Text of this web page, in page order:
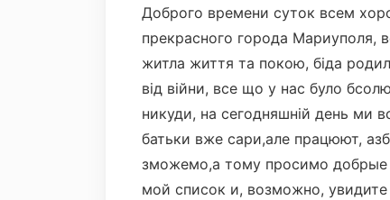
Доброго времени суток всем
прекрасного города Мариуполя,
житла життя та покою, біда
від війни, все що у нас було
никуди, на сегодняшній день ми
батьки вже сари,але працюют,
зможемо,а тому просимо
мой список и, возможно,